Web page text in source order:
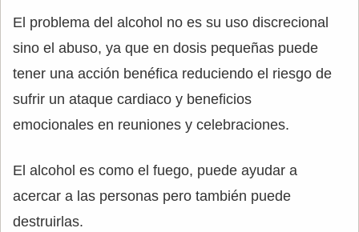
El problema del alcohol no es su uso discrecional
sino el abuso, ya que en dosis pequeñas puede
tener una acción benéfica reduciendo el riesgo de
sufrir un ataque cardiaco y beneficios
emocionales en reuniones y celebraciones.
El alcohol es como el fuego, puede ayudar a
acercar a las personas pero también puede
destruirlas.